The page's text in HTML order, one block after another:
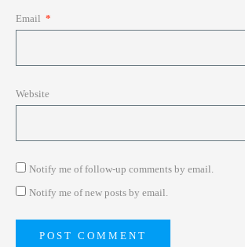
Email *
Website
Notify me of follow-up comments by email.
Notify me of new posts by email.